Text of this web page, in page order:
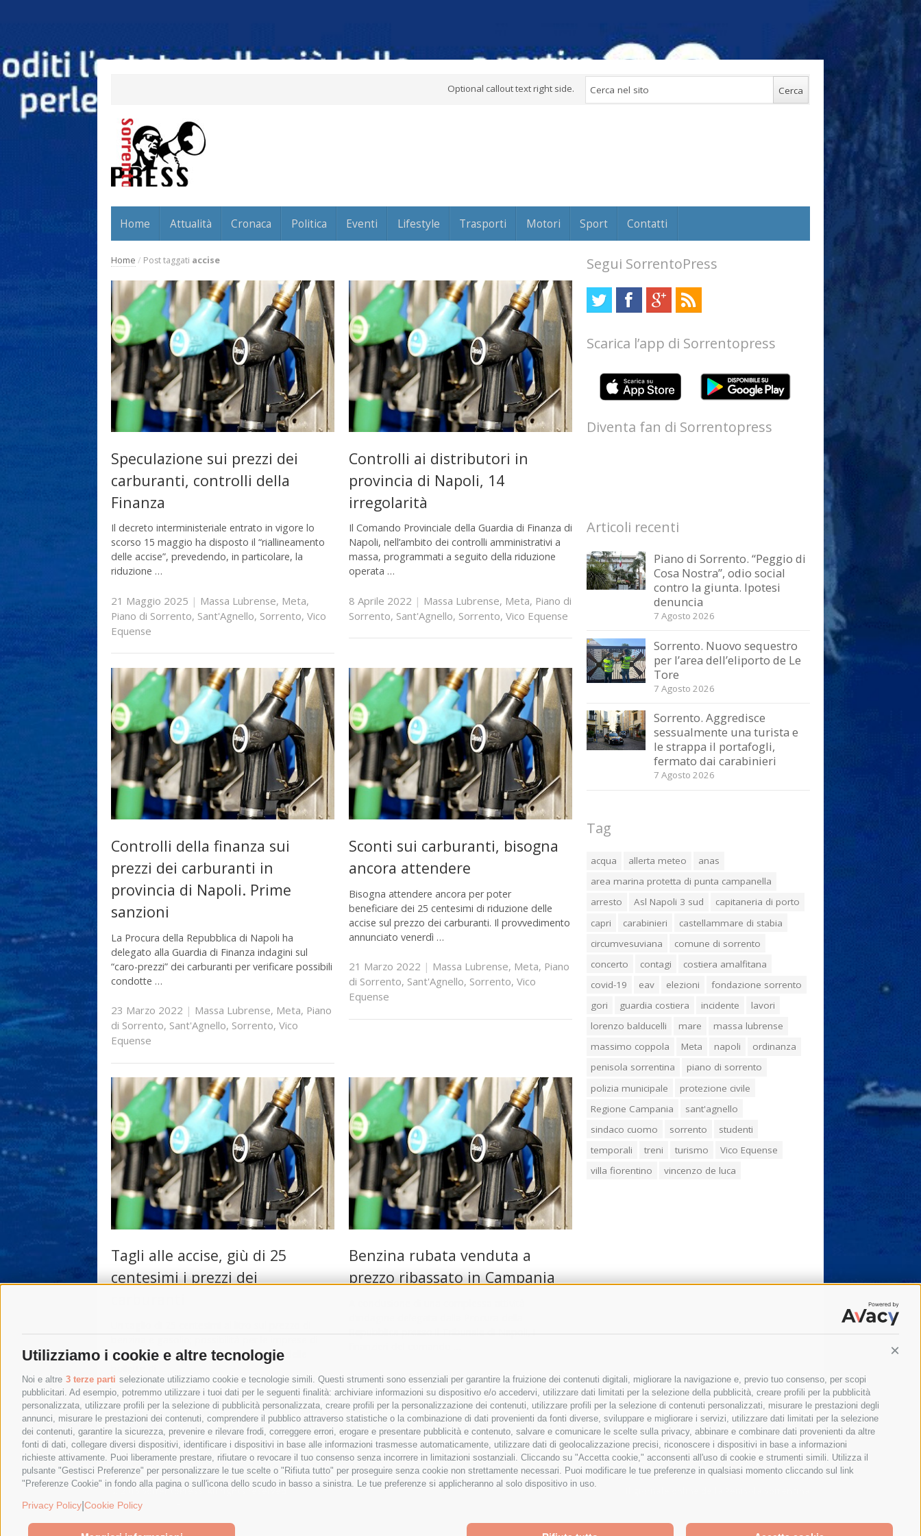
Utilizziamo i cookie e altre tecnologie
Noi e altre 3 terze parti selezionate utilizziamo cookie e tecnologie simili. Questi strumenti sono essenziali per garantire la fruizione dei contenuti digitali, migliorare la navigazione e, previo tuo consenso, per scopi
pubblicitari. Ad esempio, potremmo utilizzare i tuoi dati per le seguenti finalità: archiviare informazioni su dispositivo e/o accedervi, utilizzare dati limitati per la selezione della pubblicità, creare profili per la pubblicità
personalizzata, utilizzare profili per la selezione di pubblicità personalizzata, creare profili per la personalizzazione dei contenuti, utilizzare profili per la selezione di contenuti personalizzati, misurare le prestazioni degli
annunci, misurare le prestazioni dei contenuti, comprendere il pubblico attraverso statistiche o la combinazione di dati provenienti da fonti diverse, sviluppare e migliorare i servizi, utilizzare dati limitati per la selezione
dei contenuti, garantire la sicurezza, prevenire e rilevare frodi, correggere errori, erogare e presentare pubblicità e contenuto, salvare e comunicare le scelte sulla privacy, abbinare e combinare dati provenienti da altre
fonti di dati, collegare diversi dispositivi, identificare i dispositivi in base alle informazioni trasmesse automaticamente, utilizzare dati di geolocalizzazione precisi, riconoscere i dispositivi in base a informazioni
richieste attivamente. Puoi liberamente prestare, rifiutare o revocare il tuo consenso senza incorrere in limitazioni sostanziali. Cliccando su "Accetta cookie," acconsenti all'uso di cookie e strumenti simili. Utilizza il
pulsante "Gestisci Preferenze" per personalizzare le tue scelte o "Rifiuta tutto" per proseguire senza cookie non strettamente necessari. Puoi modificare le tue preferenze in qualsiasi momento cliccando sul link
"Preferenze Cookie" in fondo alla pagina o sull'icona dello scudo in basso a sinistra. Le tue preferenze si applicheranno al solo dispositivo in uso.
Privacy Policy Cookie Policy
Optional callout text right side.
Home Attualità Cronaca Politica Eventi Lifestyle Trasporti Motori Sport Contatti
Home / Post taggati accise
Speculazione sui prezzi dei
carburanti, controlli della
Finanza
Il decreto interministeriale entrato in vigore lo
scorso 15 maggio ha disposto il “riallineamento
delle accise”, prevedendo, in particolare, la
riduzione …
21 Maggio 2025 | Massa Lubrense, Meta,
Piano di Sorrento, Sant'Agnello, Sorrento, Vico
Equense
Controlli ai distributori in
provincia di Napoli, 14
irregolarità
Il Comando Provinciale della Guardia di Finanza di
Napoli, nell’ambito dei controlli amministrativi a
massa, programmati a seguito della riduzione
operata …
8 Aprile 2022 | Massa Lubrense, Meta, Piano di
Sorrento, Sant'Agnello, Sorrento, Vico Equense
Controlli della finanza sui
prezzi dei carburanti in
provincia di Napoli. Prime
sanzioni
La Procura della Repubblica di Napoli ha
delegato alla Guardia di Finanza indagini sul
“caro-prezzi” dei carburanti per verificare possibili
condotte …
23 Marzo 2022 | Massa Lubrense, Meta, Piano
di Sorrento, Sant'Agnello, Sorrento, Vico
Equense
Sconti sui carburanti, bisogna
ancora attendere
Bisogna attendere ancora per poter
beneficiare dei 25 centesimi di riduzione delle
accise sul prezzo dei carburanti. Il provvedimento
annunciato venerdì …
21 Marzo 2022 | Massa Lubrense, Meta, Piano
di Sorrento, Sant'Agnello, Sorrento, Vico
Equense
Tagli alle accise, giù di 25
centesimi i prezzi dei
rateizzare fino a 24 mesi il pagamento delle
19 Marzo 2022|Massa Lubrense,Meta ,Piano
di Sorrento, Sant'Agnello,Sorrento,Vico
Equense
Benzina rubata venduta a
prezzo ribassato in Campania
Repubblica presso il Tribunale di Napoli, i
8 Luglio 2019|Cronaca
Segui SorrentoPress
Scarica l’app di Sorrentopress
Diventa fan di Sorrentopress
Articoli recenti
Piano di Sorrento. “Peggio di
Cosa Nostra”, odio social
contro la giunta. Ipotesi
denuncia
7 Agosto 2026
Sorrento. Nuovo sequestro
per l’area dell’eliporto de Le
Tore
7 Agosto 2026
Sorrento. Aggredisce
sessualmente una turista e
le strappa il portafogli,
fermato dai carabinieri
7 Agosto 2026
Tag
acqua allerta meteo
anas
area marina protetta di punta campanella
arresto
Asl Napoli 3 sud
capitaneria di porto
capri
carabinieri
castellammare di stabia
circumvesuviana
comune di sorrento
concerto
contagi
costiera amalfitana
covid-19
eav elezioni
fondazione sorrento
gori
guardia costiera incidente
lavori
lorenzo balducelli
mare
massa lubrense
massimo coppola
Meta napoli
ordinanza
penisola sorrentina
piano di sorrento
polizia municipale
protezione civile
Regione Campania
sant'agnello
sindaco cuomo
sorrento
studenti
temporali
treni turismo
Vico Equense
villa fiorentino
vincenzo de luca
© 2015 SorrentoPress. All rights reserved.
Privacy policy